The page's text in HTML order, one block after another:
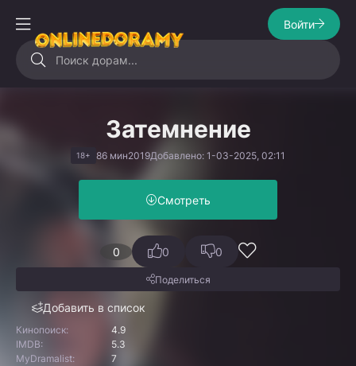
Войти
Затемнение
18+ 86 мин2019Добавлено: 1-03-2025, 02:11
Смотреть
0
Добавить в список
0 0
Поделиться
Кинопоиск:
4.9
IMDB:
5.3
MyDramalist:
7